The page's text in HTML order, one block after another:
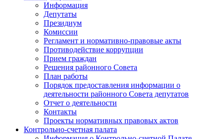
Информация
Депутаты
Президиум
Комиссии
Регламент и нормативно-правовые акты
Противодействие коррупции
Прием граждан
Решения районного Совета
План работы
Порядок предоставления информации о
деятельности районного Совета депутатов
Отчет о деятельности
Контакты
Проекты нормативных правовых актов
Контрольно-счетная палата